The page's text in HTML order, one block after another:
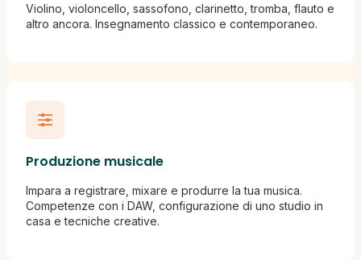
Violino, violoncello, sassofono, clarinetto, tromba, flauto e
altro ancora. Insegnamento classico e contemporaneo.
Produzione musicale
Impara a registrare, mixare e produrre la tua musica.
Competenze con i DAW, configurazione di uno studio in
casa e tecniche creative.